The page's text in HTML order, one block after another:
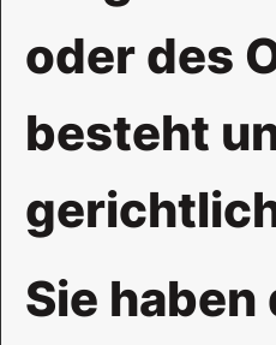
oder des
besteht
Sie